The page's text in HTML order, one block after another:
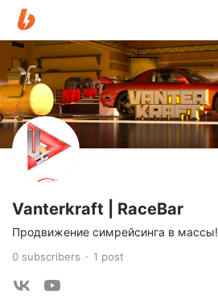
Vanterkraft | RaceBar
Продвижение симрейсинга в массы!
0 subscribers 1 post